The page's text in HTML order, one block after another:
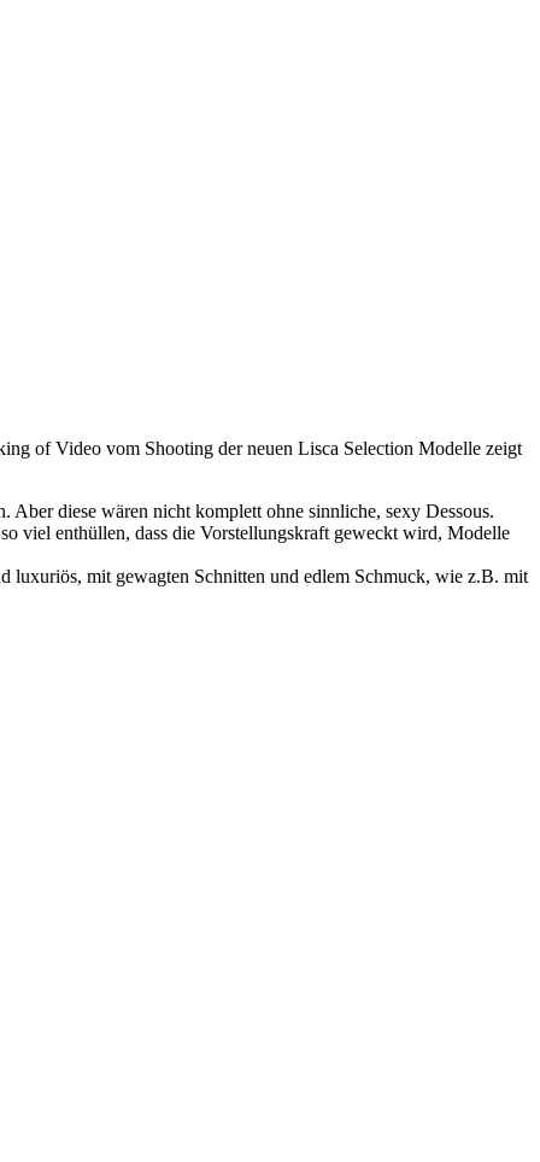
of Video vom Shooting der neuen Lisca Selection Modelle zeigt
Aber diese wären nicht komplett ohne sinnliche, sexy Dessous.
viel enthüllen, dass die Vorstellungskraft geweckt wird, Modelle
luxuriös, mit gewagten Schnitten und edlem Schmuck, wie z.B. mit